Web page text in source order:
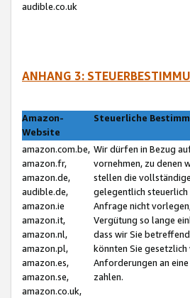
audible.co.uk
ANHANG 3:
Amazon-
Website
Steuerliche
amazon.com.be,
amazon.fr,
amazon.de,
audible.de,
amazon.ie
amazon.it,
amazon.nl,
amazon.pl,
amazon.es,
amazon.se,
amazon.co.uk,
Wir dürfen in Bezug
vornehmen, zu denen
stellen die
gelegentlich
Anfrage nicht
Vergütung so lange
dass wir Sie
könnten Sie gesetzlich
Anforderungen an
zahlen.